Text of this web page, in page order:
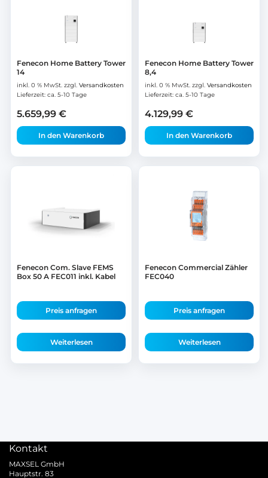
Fenecon Home Battery Tower
14
inkl. 0 % MwSt. zzgl. Versandkosten
Lieferzeit: ca. 5-10 Tage
5.659,99 €
In den Warenkorb
Fenecon Home Battery Tower
8,4
inkl. 0 % MwSt. zzgl. Versandkosten
Lieferzeit: ca. 5-10 Tage
4.129,99 €
In den Warenkorb
Fenecon Com. Slave FEMS
Box 50 A FEC011 inkl. Kabel
Preis anfragen
Weiterlesen
Fenecon Commercial Zähler
FEC040
Preis anfragen
Weiterlesen
Kontakt
MAXSEL GmbH
Hauptstr. 83